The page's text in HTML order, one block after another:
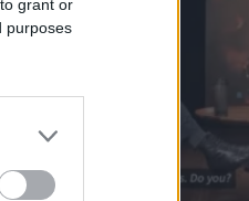
grant or
purposes